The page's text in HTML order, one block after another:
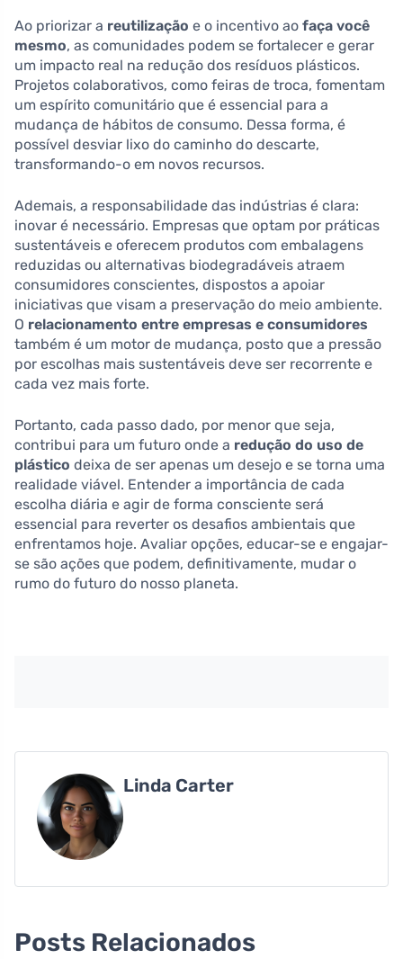
Ao priorizar a reutilização e o incentivo ao faça você
mesmo, as comunidades podem se fortalecer e gerar
um impacto real na redução dos resíduos plásticos.
Projetos colaborativos, como feiras de troca, fomentam
um espírito comunitário que é essencial para a
mudança de hábitos de consumo. Dessa forma, é
possível desviar lixo do caminho do descarte,
transformando-o em novos recursos.
Ademais, a responsabilidade das indústrias é clara:
inovar é necessário. Empresas que optam por práticas
sustentáveis e oferecem produtos com embalagens
reduzidas ou alternativas biodegradáveis atraem
consumidores conscientes, dispostos a apoiar
iniciativas que visam a preservação do meio ambiente.
O relacionamento entre empresas e consumidores
também é um motor de mudança, posto que a pressão
por escolhas mais sustentáveis deve ser recorrente e
cada vez mais forte.
Portanto, cada passo dado, por menor que seja,
contribui para um futuro onde a redução do uso de
plástico deixa de ser apenas um desejo e se torna uma
realidade viável. Entender a importância de cada
escolha diária e agir de forma consciente será
essencial para reverter os desafios ambientais que
enfrentamos hoje. Avaliar opções, educar-se e engajar-
se são ações que podem, definitivamente, mudar o
rumo do futuro do nosso planeta.
Linda Carter
Posts Relacionados